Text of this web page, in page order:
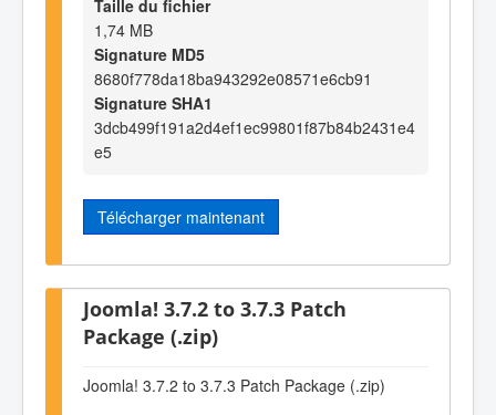
Taille du fichier
1,74 MB
Signature MD5
8680f778da18ba943292e08571e6cb91
Signature SHA1
3dcb499f191a2d4ef1ec99801f87b84b2431e4
e5
Télécharger maintenant
Joomla! 3.7.2 to 3.7.3 Patch
Package (.zip)
Joomla! 3.7.2 to 3.7.3 Patch Package (.zip)